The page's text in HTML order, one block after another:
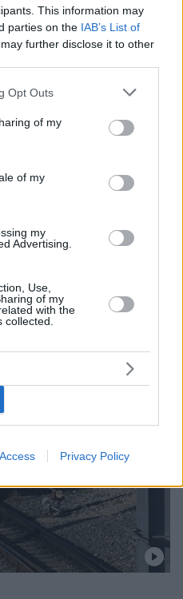
This information may
parties on the IAB’s List of
further disclose it to other
uses one or more Google
behaviour. You may click to
and its third-party tags to
purposes in below Google
Opt Outs
of my
of my
my
Advertising.
Use,
of my
with the
Privacy Policy
θρύλοι τους: Από τη βίλα
και τα συνοδεύουν
που τα συνδέουν με
εξάπτει τη